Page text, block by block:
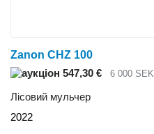
Zanon CHZ 100
547,30 €
6 000 SEK
Лісовий мульчер
2022